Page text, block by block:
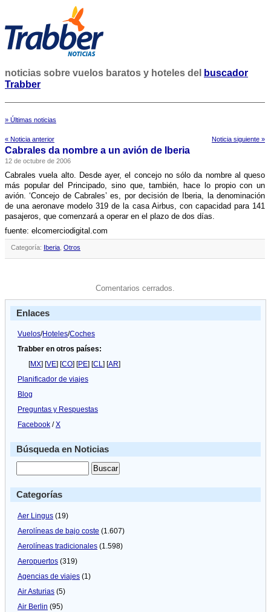
noticias sobre vuelos baratos y hoteles del
buscador
Trabber
» Últimas noticias
« Noticia anterior Noticia siguiente »
Cabrales da nombre a un avión de Iberia
12 de octubre de 2006
Cabrales vuela alto. Desde ayer, el concejo no sólo da nombre al queso
más popular del Principado, sino que, también, hace lo propio con un
avión. ‘Concejo de Cabrales’ es, por decisión de Iberia, la denominación
de una aeronave modelo 319 de la casa Airbus, con capacidad para 141
pasajeros, que comenzará a operar en el plazo de dos dí­as.
fuente: elcomerciodigital.com
Categoría: Iberia Otros
Comentarios cerrados.
Enlaces
Vuelos/Hoteles/Coches
Trabber en otros países:
[MX] [VE] [CO] [PE] [CL] [AR]
Planificador de viajes
Blog
Preguntas y Respuestas
Facebook /X
Búsqueda en Noticias
Categorías
Aer Lingus (19)
Aerolíneas de bajo coste (1.607)
Aerolíneas tradicionales (1.598)
Aeropuertos (319)
Agencias de viajes (1)
Air Asturias (5)
Air Berlin (95)